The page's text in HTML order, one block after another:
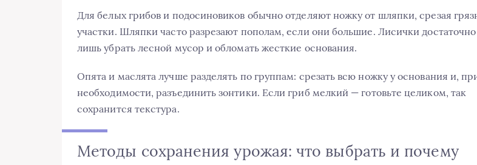
Для белых грибов и подосиновиков обычно отделяют ножку от шляпки, срезая
участки. Шляпки часто разрезают пополам, если они большие. Лисички достаточно
лишь убрать лесной мусор и обломать жесткие основания.
Опята и маслята лучше разделять по группам: срезать всю ножку у основания и,
необходимости, разъединить зонтики. Если гриб мелкий — готовьте целиком, так
сохранится текстура.
Методы сохранения урожая: что выбрать и почему